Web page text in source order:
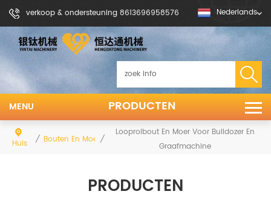
verkoop & ondersteuning 8613696958576 Nederlands
PRODUCTEN
MENU
Huis / Bouten En Moeren
/
Looprolbout En Moer Voor Bulldozer En
Graafmachine
PRODUCTEN